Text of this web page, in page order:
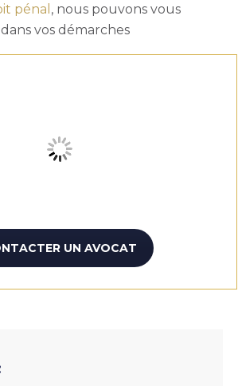
pénal , nous pouvons vous
vos démarches
UN AVOCAT